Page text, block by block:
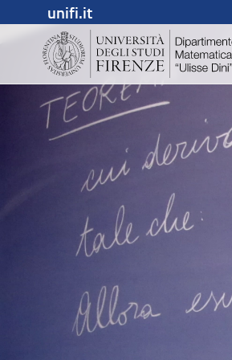
unifi.it